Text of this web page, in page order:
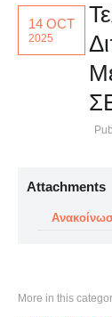
14 OCT
2025
Attachments
More in this